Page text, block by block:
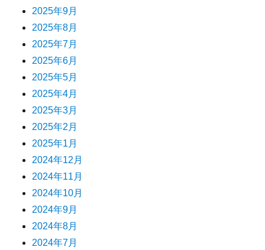
2025年9月
2025年8月
2025年7月
2025年6月
2025年5月
2025年4月
2025年3月
2025年2月
2025年1月
2024年12月
2024年11月
2024年10月
2024年9月
2024年8月
2024年7月